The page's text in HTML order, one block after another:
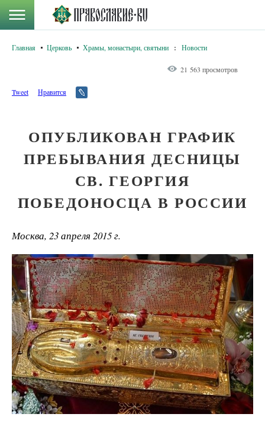
Главная Церковь Храмы, монастыри, святыни : Новости
21 563 просмотров
Tweet Нравится
ОПУБЛИКОВАН ГРАФИК
ПРЕБЫВАНИЯ ДЕСНИЦЫ
СВ. ГЕОРГИЯ
ПОБЕДОНОСЦА В РОССИИ
Москва, 23 апреля 2015 г.